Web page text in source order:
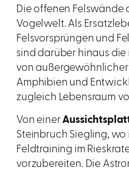
Die offenen Felswände
Vogelwelt. Als
Felsvorsprüngen und
sind darüber hinaus
von außergewöhnlicher
Amphibien und
zugleich Lebensraum
Von einer
Steinbruch Siegling, wo
Feldtraining im
vorzubereiten. Die